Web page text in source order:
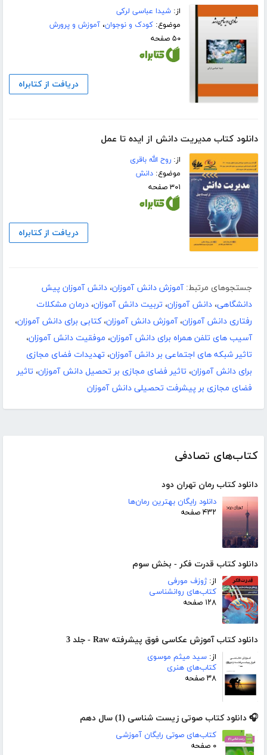
کتاب‌های تصادفی
دانلود کتاب رمان تهران دود
دانلود رایگان بهترین رمان‌ها
۴۳۲ صفحه
دانلود کتاب قدرت فکر - بخش سوم
از:ژوزف مورفی
کتاب‌های روانشناسی
۱۲۸ صفحه
دانلود کتاب آموزش عکاسی فوق پیشرفته Raw - جلد 3
از: سید میثم موسوی
کتاب‌های هنری
۳۸ صفحه
🎧 دانلود کتاب صوتی زیست شناسی (1) سال دهم
کتاب‌های صوتی رایگان آموزشی
۰ صفحه
از:شیدا عباسی لرکی
موضوع:کودک و نوجوان،آموزش و پرورش
۵۰ صفحه
دریافت از کتابراه
دانلود کتاب مدیریت دانش از ایده تا عمل
از:روح الله باقری
موضوع:دانش
۳۰۱ صفحه
دریافت از کتابراه
جستجوهای مرتبط: آموزش دانش آموزان، دانش آموزان پیش
دانشگاهی، دانش آموزان، تربیت دانش آموزان، درمان مشکلات
رفتاری دانش آموزان،آموزش دانش آموزان،کتابی برای دانش آموزان،
آسیب های تلفن همراه برای دانش آموزان، موفقیت دانش آموزان،
تاثیر شبکه های اجتماعی بر دانش آموزان، تهدیدات فضای مجازی
برای دانش آموزان، تاثیر فضای مجازی بر تحصیل دانش آموزان، تاثیر
فضای مجازی بر پیشرفت تحصیلی دانش آموزان